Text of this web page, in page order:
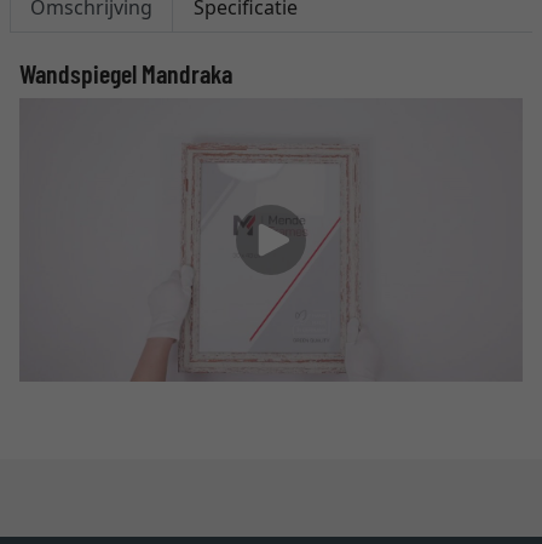
Omschrijving Specificatie
Wandspiegel Mandraka